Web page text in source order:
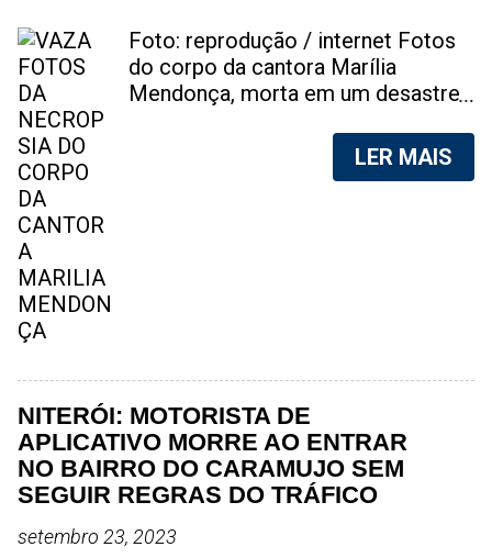
Foto: reprodução / internet Fotos
do corpo da cantora Marília
Mendonça, morta em um desastre
foram vazadas na internet. A
divulgação de fotos do corpo de
vendendo as fotos. Cada foto, no
valor de R$20 (Vinte reais). A
assessoria da família de Marília
Mendonça, se pronunciou sobre o
caso. "Estamos todos chocados,
algo desta natureza existir, e de
LER MAIS
NITERÓI: MOTORISTA DE
APLICATIVO MORRE AO ENTRAR
NO BAIRRO DO CARAMUJO SEM
SEGUIR REGRAS DO TRÁFICO
setembro 23, 2023